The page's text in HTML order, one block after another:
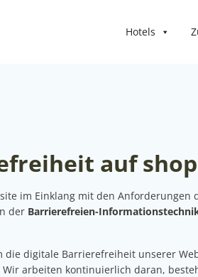
Hotels
auf
im Einklang mit den Anforderungen
der Barrierefreien-
digitale Barrierefreiheit unserer
arbeiten kontinuierlich daran,